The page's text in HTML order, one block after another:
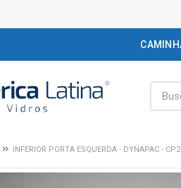
INFERIOR PORTA ESQUERDA - DYNAPAC -